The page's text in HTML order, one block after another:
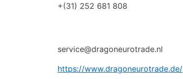
+(31) 252 681 808
service@dragoneurotrade.nl
https://www.dragoneurotrade.de/